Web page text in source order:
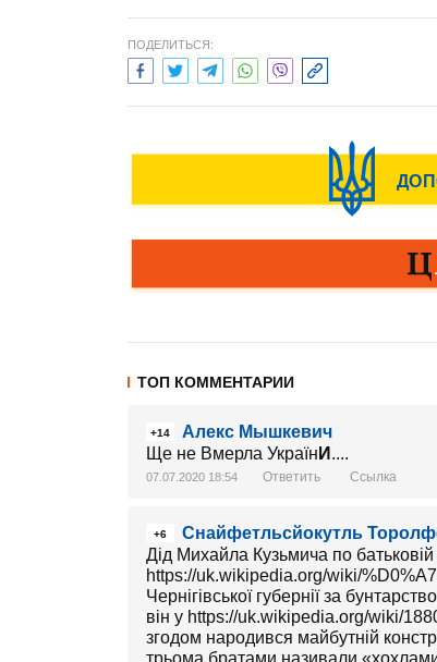
ПОДЕЛИТЬСЯ:
ТОП КОММЕНТАРИИ
+14
Алекс Мышкевич
Ще не Вмерла Україн И ....
07.07.2020 18:54 Ответить Ссылка
+6
Снайфетльсйокутль
Дід Михайла Кузьмича по батьковій
https://uk.wikipedia.org/wiki/
Чернігівської губернії за
він у https://uk.wikipedia.org/wiki/
згодом народився майбутній
трьома братами називали